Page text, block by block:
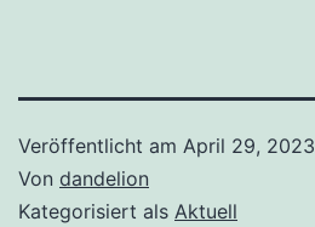
Veröffentlicht am April 29, 2023
Von dandelion
Kategorisiert als Aktuell